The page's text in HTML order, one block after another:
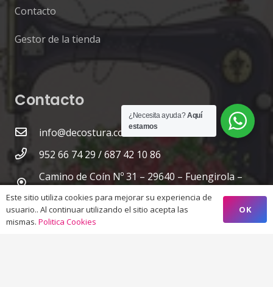
Contacto
Gestor de la tienda
Contacto
info@decostura.com
952 66 74 29 / 687 42 10 86
Camino de Coín Nº 31 – 29640 – Fuengirola –
Málaga
¿Necesita ayuda?Aquí
estamos
Este sitio utiliza cookies para mejorar su experiencia de
usuario.. Al continuar utilizando el sitio acepta las
mismas. Politica Cookies
OK